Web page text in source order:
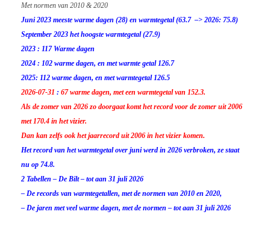
Met normen van 2010 & 2020
Juni 2023 meeste warme dagen (28) en warmtegetal (63.7 –> 2026: 75.8)
September 2023 het hoogste warmtegetal (27.9)
2023 : 117 Warme dagen
2024 : 102 warme dagen, en met warmte getal 126.7
2025: 112 warme dagen, en met warmtegetal 126.5
2026-07-31 : 67 warme dagen, met een warmtegetal van 152.3.
Als de zomer van 2026 zo doorgaat komt het record voor de zomer uit 2006
met 170.4 in het vizier.
Dan kan zelfs ook het jaarrecord uit 2006 in het vizier komen.
Het record van het warmtegetal over juni werd in 2026 verbroken, ze staat
nu op 74.8.
2 Tabellen – De Bilt – tot aan 31 juli 2026
– De records van warmtegetallen, met de normen van 2010 en 2020,
– De jaren met veel warme dagen, met de normen – tot aan 31 juli 2026